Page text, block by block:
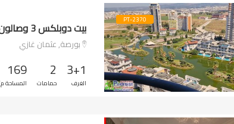
PT-2370 بيت دوبلكس 3 وصالون في أرقى كومباون في بورصة موديرن
بورصة, عثمان غازي
3+1
الغرف
2
حمامات
169
المساحة م²